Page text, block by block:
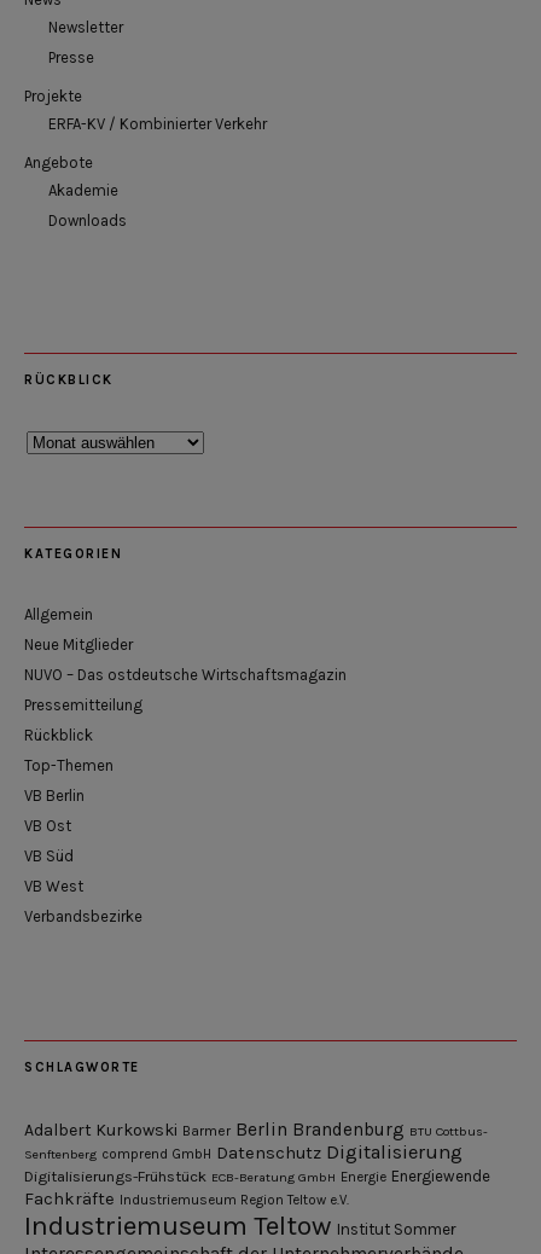
Newsletter
Presse
Projekte
ERFA-KV / Kombinierter Verkehr
Angebote
Akademie
Downloads
RÜCKBLICK
Rückblick
KATEGORIEN
Allgemein
Neue Mitglieder
NUVO – Das ostdeutsche Wirtschaftsmagazin
Pressemitteilung
Rückblick
Top-Themen
VB Berlin
VB Ost
VB Süd
VB West
Verbandsbezirke
SCHLAGWORTE
Adalbert Kurkowski Barmer Berlin Brandenburg BTU Cottbus-
Senftenberg comprend GmbH Datenschutz Digitalisierung
Digitalisierungs-Frühstück ECB-Beratung GmbH Energie Energiewende
Fachkräfte Industriemuseum Region Teltow e.V.
Industriemuseum Teltow Institut Sommer